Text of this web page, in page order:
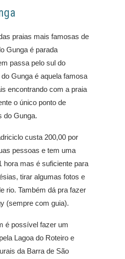
praias mais famosas de
Gunga é parada
passa pelo sul do
Gunga é aquela famosa
encontrando com a praia
o único ponto de
do Gunga.
custa 200,00 por
pessoas e tem uma
hora mas é suficiente para
tirar algumas fotos e
rio. Também dá pra fazer
(sempre com guia).
é possível fazer um
Lagoa do Roteiro e
da Barra de São